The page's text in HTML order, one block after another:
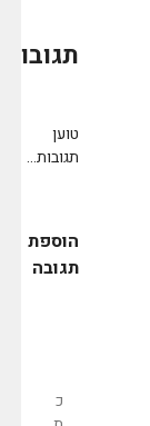
תגובות
טוען
תגובות...
הוספת
תגובה